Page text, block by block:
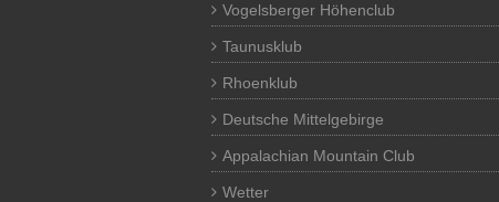
Vogelsberger Höhenclub
Taunusklub
Rhoenklub
Deutsche Mittelgebirge
Appalachian Mountain Club
Wetter